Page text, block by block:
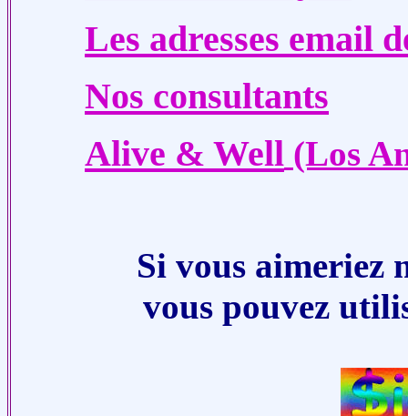
Les adresses email
Nos consultants
Alive & Well (Los
Si vous aimeriez
vous pouvez